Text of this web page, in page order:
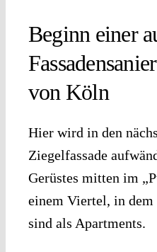
Beginn einer
von Köln
Hier wird in den
Ziegelfassade
Gerüstes mitten im
einem Viertel, in
sind als Apartments.